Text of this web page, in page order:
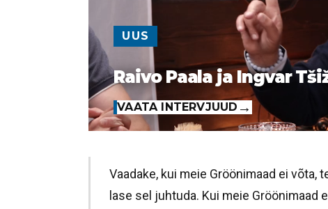
UUS
Raivo Paala ja Ingvar
VAATA INTERVJUUD
Vaadake, kui meie Gröönimaad ei võta,
lase sel juhtuda. Kui meie Gröönimaad